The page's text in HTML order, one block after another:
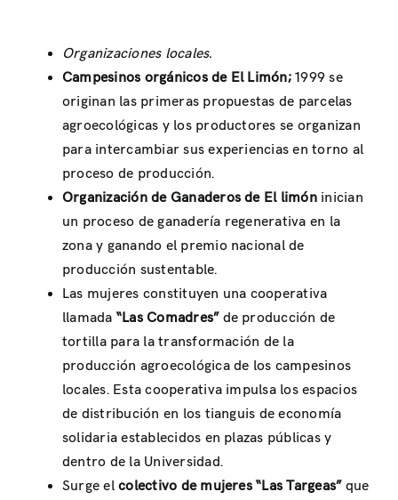
Organizaciones locales.
Campesinos orgánicos de El Limón;1999 se
originan las primeras propuestas de parcelas
agroecológicas y los productores se organizan
para intercambiar sus experiencias en torno al
proceso de producción.
Organización de Ganaderos de El limón inician
un proceso de ganadería regenerativa en la
zona y ganando el premio nacional de
producción sustentable.
Las mujeres constituyen una cooperativa
llamada “Las Comadres”de producción de
tortilla para la transformación de la
producción agroecológica de los campesinos
locales. Esta cooperativa impulsa los espacios
de distribución en los tianguis de economía
solidaria establecidos en plazas públicas y
dentro de la Universidad.
Surge elcolectivo de mujeres “Las Targeas”que